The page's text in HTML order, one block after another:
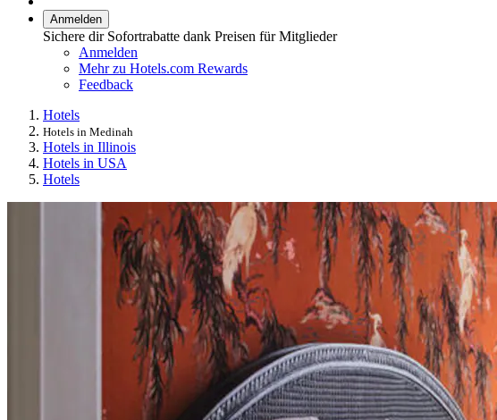
Anmelden
Sichere dir Sofortrabatte dank Preisen für Mitglieder
Anmelden
Mehr zu Hotels.com Rewards
Feedback
Hotels
Hotels in Medinah
Hotels in Illinois
Hotels in USA
Hotels